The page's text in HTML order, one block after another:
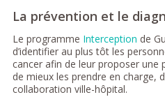
La prévention et le
Le programme Interception de
d’identifier au plus tôt les
cancer afin de leur proposer une
de mieux les prendre en charge,
collaboration ville-hôpital.